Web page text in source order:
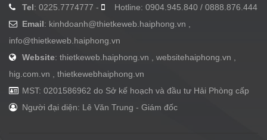
Tel: 0225.7774777 -
Hotline: 0904.945.840 / 0888.876.444
Email: kinhdoanh@thietkeweb.haiphong.vn
info@thietkeweb.haiphong.vn
Website: thietkeweb.haiphong.vn , websitehaiphong.vn ,
hig.com.vn , thietkewebhaiphong.vn
MST: 0201586962 do Sở kế hoạch và đầu tư Hải Phòng cấp
Người đại diện: Lê Văn Trung - Giám đốc